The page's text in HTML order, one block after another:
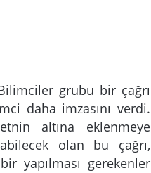
grubu bir çağrı
daha imzasını verdi.
altına eklenmeye
olan bu çağrı,
yapılması gerekenler